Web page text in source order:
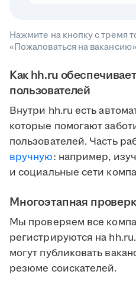
Нажмите на кнопку с тремя
«Пожаловаться на вакансию»
Как hh.ru
пользователей
Внутри hh.ru есть
которые помогают
пользователей. Часть
вручную: например,
и социальные сети
Многоэтапная
Мы проверяем все
регистрируются на
могут публиковать
резюме соискателей.